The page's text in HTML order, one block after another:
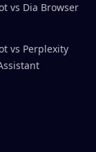
vs Dia Browser
vs Perplexity